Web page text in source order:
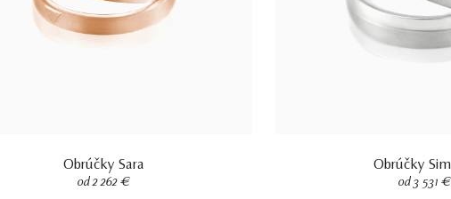
Obrúčky Sara
od 2 262 €
Obrúčky
od 3 531 €